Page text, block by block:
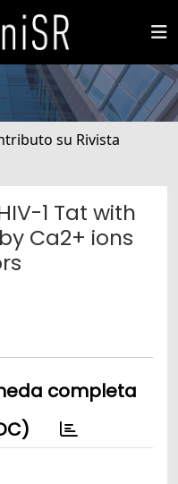
su Rivista
1 Tat with
Ca2+ ions
completa